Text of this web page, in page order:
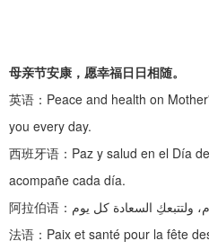
母亲节安康，愿幸福日日相随。
英语： Peace and health on
you every day.
西班牙语： Paz y salud en el Día
acompañe cada día.
阿拉伯语：
法语： Paix et santé pour la fête